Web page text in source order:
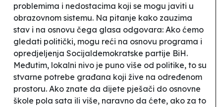
problemima i nedostacima koji se mogu javiti u
obrazovnom sistemu. Na pitanje kako zauzima
stav i na osnovu čega glasa odgovara: Ako ćemo
gledati politički, mogu reći na osnovu programa i
opredjeljenja Socijaldemokratske partije BiH.
Međutim, lokalni nivo je puno više od politike, to su
stvarne potrebe građana koji žive na određenom
prostoru. Ako znate da dijete pješači do osnovne
škole pola sata ili više, naravno da ćete, ako za to